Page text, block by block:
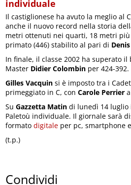
individuale
Il castiglionese ha avuto la meglio al
anche il nuovo record nella storia
metri ottenuti nei quarti, 18 metri
primato (446) stabilito al pari di
In finale, il classe 2002 ha superato
Master Didier Colombin per 424-392.
Gilles Vacquin si è imposto tra i
primeggiato in C, conCarole Perrier
SuGazzetta Matin di lunedì 14 luglio
Paletoù individuale. Il giornale sarà
formatodigitale per pc, smartphone
(t.p.)
Condividi